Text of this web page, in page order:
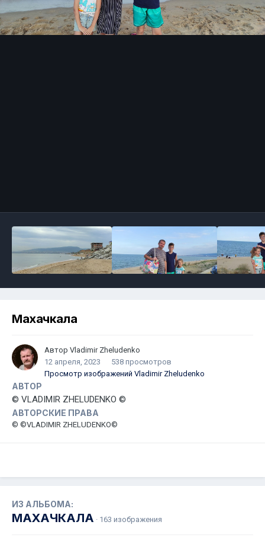
Махачкала
Автор Vladimir Zheludenko
12 апреля, 2023
538 просмотров
Просмотр изображений Vladimir Zheludenko
АВТОР
© VLADIMIR ZHELUDENKO ©
АВТОРСКИЕ ПРАВА
© ©VLADIMIR ZHELUDENKO©
ИЗ АЛЬБОМА:
МАХАЧКАЛА · 163 изображения